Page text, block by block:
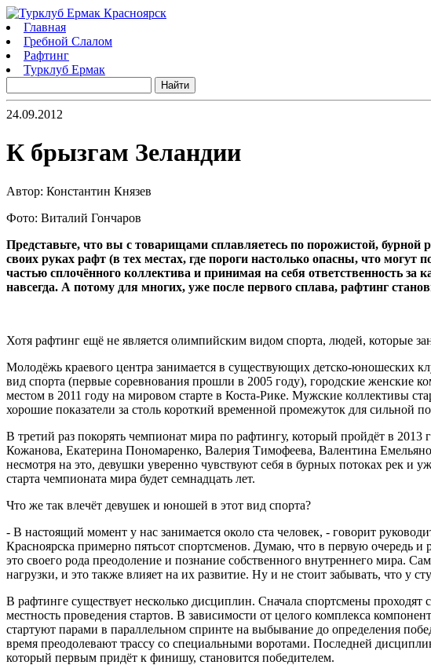
Главная
Гребной Слалом
Рафтинг
Турклуб Ермак
24.09.2012
К брызгам Зеландии
Автор: Константин Князев
Фото: Виталий Гончаров
Представьте, что вы с товарищами сплавляетесь по порожистой,
своих руках рафт (в тех местах, где пороги настолько опасны, что
частью сплочённого коллектива и принимая на себя ответственность
навсегда. А потому для многих, уже после первого сплава, рафтинг
Хотя рафтинг ещё не является олимпийским видом спорта, людей, которые
Молодёжь краевого центра занимается в существующих детско-юношеских
вид спорта (первые соревнования прошли в 2005 году), городские женские
местом в 2011 году на мировом старте в Коста-Рике. Мужские коллективы
хорошие показатели за столь короткий временной промежуток для сильной
В третий раз покорять чемпионат мира по рафтингу, который пройдёт в
Кожанова, Екатерина Пономаренко, Валерия Тимофеева, Валентина
несмотря на это, девушки уверенно чувствуют себя в бурных потоках рек
старта чемпионата мира будет семнадцать лет.
Что же так влечёт девушек и юношей в этот вид спорта?
- В настоящий момент у нас занимается около ста человек, - говорит
Красноярска примерно пятьсот спортсменов. Думаю, что в первую очередь
это своего рода преодоление и познание собственного внутреннего мира.
нагрузки, и это также влияет на их развитие. Ну и не стоит забывать, что у
В рафтинге существует несколько дисциплин. Сначала спортсмены
местность проведения стартов. В зависимости от целого комплекса
стартуют парами в параллельном спринте на выбывание до определения
время преодолевают трассу со специальными воротами. Последней
который первым придёт к финишу, становится победителем.